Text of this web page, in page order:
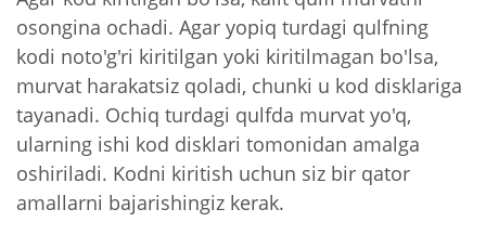
osongina ochadi. Agar yopiq turdagi qulfning
kodi noto'g'ri kiritilgan yoki kiritilmagan bo'lsa,
murvat harakatsiz qoladi, chunki u kod disklariga
tayanadi. Ochiq turdagi qulfda murvat yo'q,
ularning ishi kod disklari tomonidan amalga
oshiriladi. Kodni kiritish uchun siz bir qator
amallarni bajarishingiz kerak.